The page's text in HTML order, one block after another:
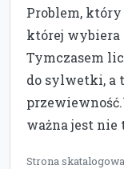
Problem,
której wybiera
Tymczasem
do sylwetki, a
ważna jest
Strona